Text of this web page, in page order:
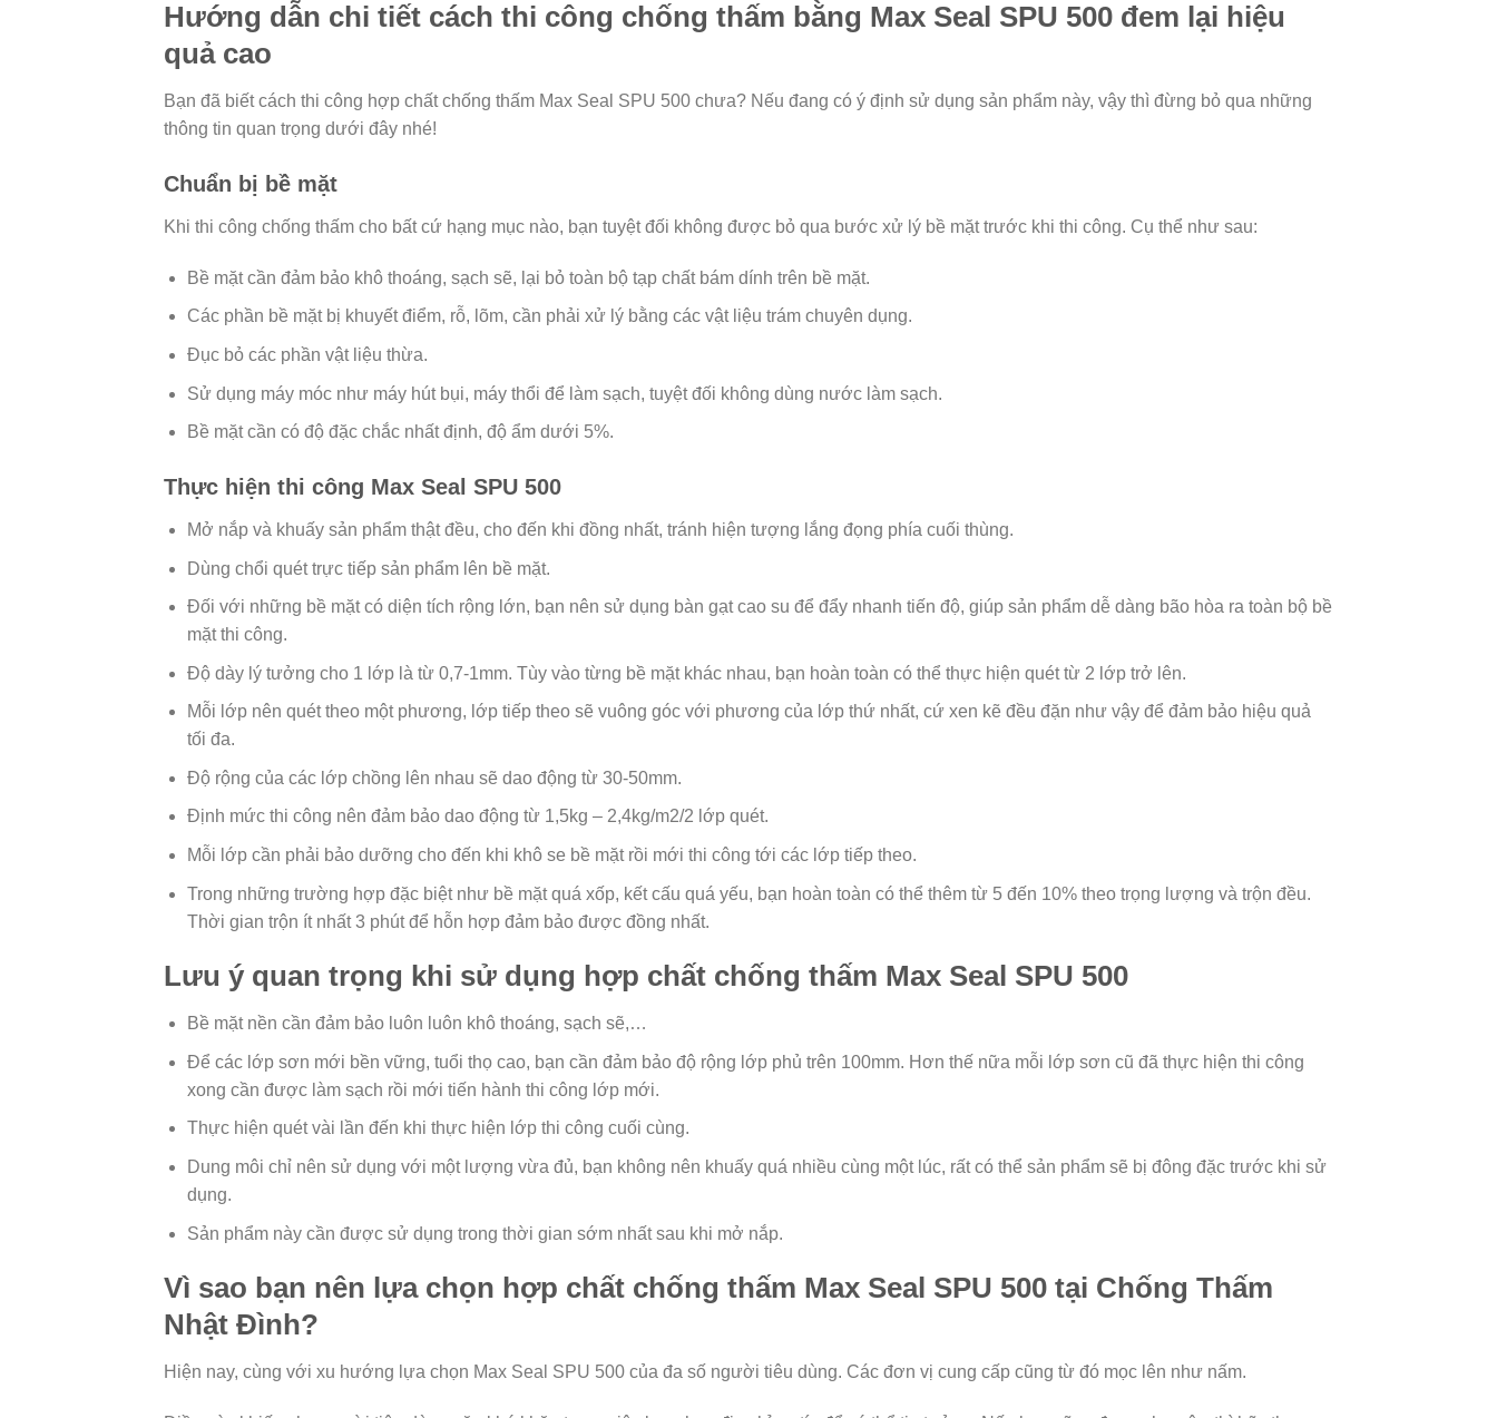
Hướng dẫn chi tiết cách thi công chống thấm bằng Max Seal SPU 500 đem lại hiệu
quả cao
Bạn đã biết cách thi công hợp chất chống thấm Max Seal SPU 500 chưa? Nếu đang có ý định sử dụng sản phẩm này, vậy thì đừng bỏ qua những
thông tin quan trọng dưới đây nhé!
Chuẩn bị bề mặt
Khi thi công chống thấm cho bất cứ hạng mục nào, bạn tuyệt đối không được bỏ qua bước xử lý bề mặt trước khi thi công. Cụ thể như sau:
Bề mặt cần đảm bảo khô thoáng, sạch sẽ, lại bỏ toàn bộ tạp chất bám dính trên bề mặt.
Các phần bề mặt bị khuyết điểm, rỗ, lõm, cần phải xử lý bằng các vật liệu trám chuyên dụng.
Đục bỏ các phần vật liệu thừa.
Sử dụng máy móc như máy hút bụi, máy thổi để làm sạch, tuyệt đối không dùng nước làm sạch.
Bề mặt cần có độ đặc chắc nhất định, độ ẩm dưới 5%.
Thực hiện thi công Max Seal SPU 500
Mở nắp và khuấy sản phẩm thật đều, cho đến khi đồng nhất, tránh hiện tượng lắng đọng phía cuối thùng.
Dùng chổi quét trực tiếp sản phẩm lên bề mặt.
Đối với những bề mặt có diện tích rộng lớn, bạn nên sử dụng bàn gạt cao su để đẩy nhanh tiến độ, giúp sản phẩm dễ dàng bão hòa ra toàn bộ bề
mặt thi công.
Độ dày lý tưởng cho 1 lớp là từ 0,7-1mm. Tùy vào từng bề mặt khác nhau, bạn hoàn toàn có thể thực hiện quét từ 2 lớp trở lên.
Mỗi lớp nên quét theo một phương, lớp tiếp theo sẽ vuông góc với phương của lớp thứ nhất, cứ xen kẽ đều đặn như vậy để đảm bảo hiệu quả
tối đa.
Độ rộng của các lớp chồng lên nhau sẽ dao động từ 30-50mm.
Định mức thi công nên đảm bảo dao động từ 1,5kg – 2,4kg/m2/2 lớp quét.
Mỗi lớp cần phải bảo dưỡng cho đến khi khô se bề mặt rồi mới thi công tới các lớp tiếp theo.
Trong những trường hợp đặc biệt như bề mặt quá xốp, kết cấu quá yếu, bạn hoàn toàn có thể thêm từ 5 đến 10% theo trọng lượng và trộn đều.
Thời gian trộn ít nhất 3 phút để hỗn hợp đảm bảo được đồng nhất.
Lưu ý quan trọng khi sử dụng hợp chất chống thấm Max Seal SPU 500
Bề mặt nền cần đảm bảo luôn luôn khô thoáng, sạch sẽ,…
Để các lớp sơn mới bền vững, tuổi thọ cao, bạn cần đảm bảo độ rộng lớp phủ trên 100mm. Hơn thế nữa mỗi lớp sơn cũ đã thực hiện thi công
xong cần được làm sạch rồi mới tiến hành thi công lớp mới.
Thực hiện quét vài lần đến khi thực hiện lớp thi công cuối cùng.
Dung môi chỉ nên sử dụng với một lượng vừa đủ, bạn không nên khuấy quá nhiều cùng một lúc, rất có thể sản phẩm sẽ bị đông đặc trước khi sử
dụng.
Sản phẩm này cần được sử dụng trong thời gian sớm nhất sau khi mở nắp.
Vì sao bạn nên lựa chọn hợp chất chống thấm Max Seal SPU 500 tại Chống Thấm
Nhật Đình?
Hiện nay, cùng với xu hướng lựa chọn Max Seal SPU 500 của đa số người tiêu dùng. Các đơn vị cung cấp cũng từ đó mọc lên như nấm.